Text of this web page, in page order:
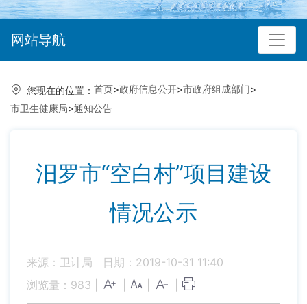
网站导航
您现在的位置： 首页>政府信息公开>市政府组成部门>
市卫生健康局>通知公告
汨罗市“空白村”项目建设
情况公示
来源：卫计局
日期：2019-10-31 11:40
浏览量： 983